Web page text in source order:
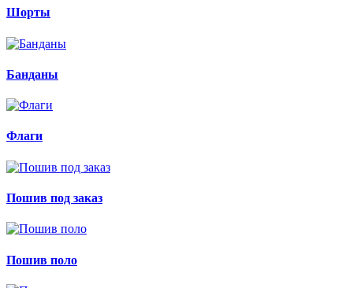
Шорты
Банданы
Флаги
Пошив под заказ
Пошив поло